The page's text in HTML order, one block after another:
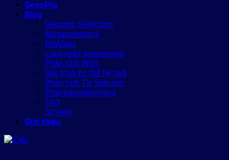
GenoPig
Blog
Genomic Selection
Metagenomics
RNASeq
Long read sequencing
Phân tích WGS
Giải trình tự thế hệ mới
Phân tích Tin Sinh học
Pharmacogenomics
FAQ
Sự kiện
Giới thiệu